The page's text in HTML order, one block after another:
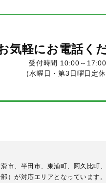
気軽にお電話く
受付時間 10:00～17:00
(水曜日・第3日曜日定
市、半田市、東浦町、阿久比
）が対応エリアとなっていま